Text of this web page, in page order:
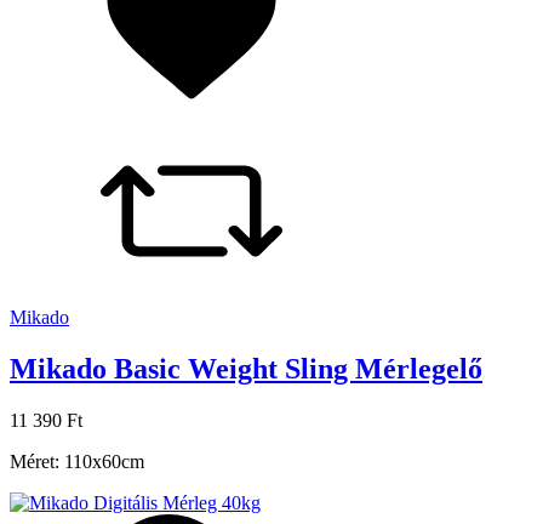
Mikado
Mikado Basic Weight Sling Mérlegelő
11 390 Ft
Méret: 110x60cm